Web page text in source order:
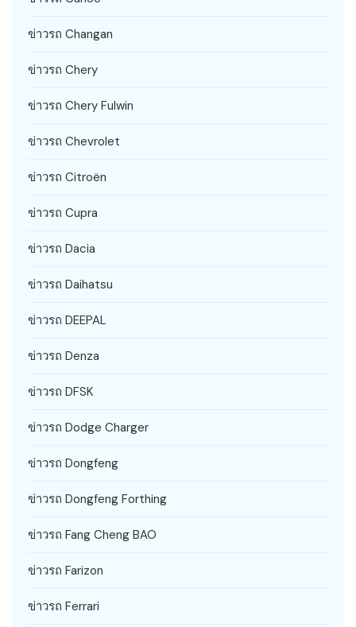
ข่าวรถ Changan
ข่าวรถ Chery
ข่าวรถ Chery Fulwin
ข่าวรถ Chevrolet
ข่าวรถ Citroën
ข่าวรถ Cupra
ข่าวรถ Dacia
ข่าวรถ Daihatsu
ข่าวรถ DEEPAL
ข่าวรถ Denza
ข่าวรถ DFSK
ข่าวรถ Dodge Charger
ข่าวรถ Dongfeng
ข่าวรถ Dongfeng Forthing
ข่าวรถ Fang Cheng BAO
ข่าวรถ Farizon
ข่าวรถ Ferrari